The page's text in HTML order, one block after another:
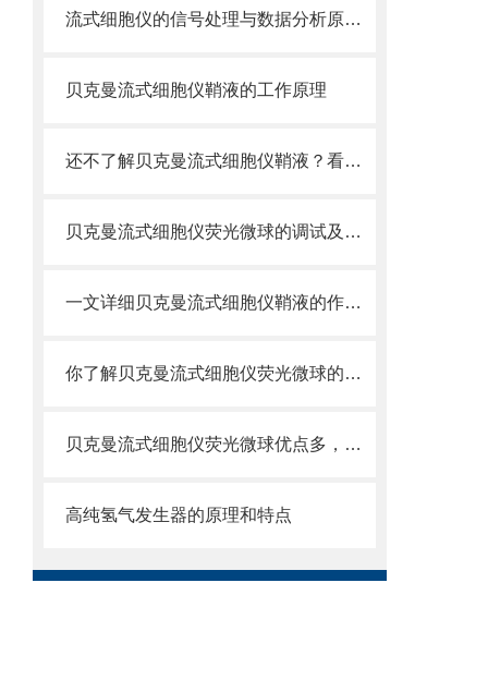
流式细胞仪的信号处理与数据分析原理分析
贝克曼流式细胞仪鞘液的工作原理
还不了解贝克曼流式细胞仪鞘液？看这里就对了！
贝克曼流式细胞仪荧光微球的调试及使用
一文详细贝克曼流式细胞仪鞘液的作用原理
你了解贝克曼流式细胞仪荧光微球的制备之怎样的吗
贝克曼流式细胞仪荧光微球优点多，实用效果好
高纯氢气发生器的原理和特点